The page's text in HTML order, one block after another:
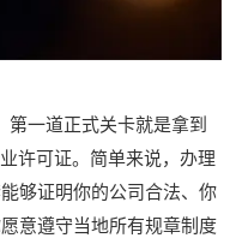
一道正式关卡就是拿到
许可证。简单来说，办理
够证明你的公司合法、你
意遵守当地所有规章制度